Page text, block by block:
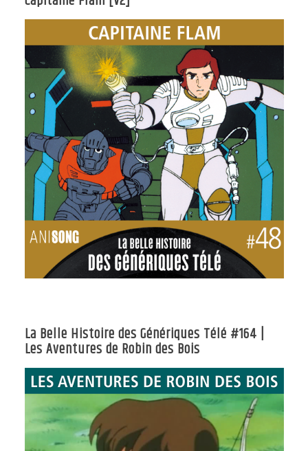
La Belle Histoire des Génériques Télé #164 |
Les Aventures de Robin des Bois